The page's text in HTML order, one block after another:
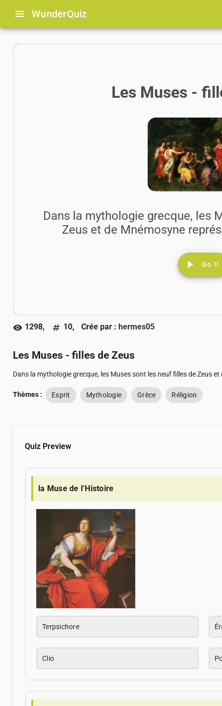
menu WunderQuiz
Les Muses -
Dans la mythologie grecque, les
Zeus et de Mnémosyne
play_arrow Go !!
visibility 1298, numbers 10, Crée par :hermes05
Les Muses - filles de Zeus
Dans la mythologie grecque, les Muses sont les neuf filles de Zeus
Thèmes : Esprit Mythologie Grèce Réligion
Quiz Preview
la Muse de l’Histoire
Terpsichore
Clio